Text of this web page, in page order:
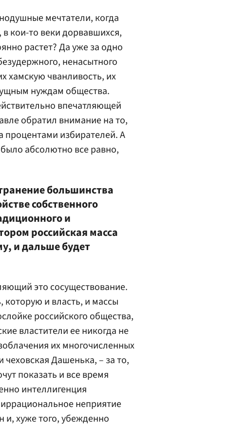
мечтатели, когда
кои-то веки дорвавшихся,
растет? Да уже за одно
ненасытного
хамскую чванливость, их
нуждам общества.
впечатляющей
обратил внимание на то,
процентами избирателей. А
абсолютно все равно,
большинства
собственного
и
российская масса
и дальше будет
это сосуществование.
которую и власть, и массы
российского общества,
властители ее никогда не
их многочисленных
чеховская Дашенька, – за то,
показать и все время
интеллигенция
неприятие
хуже того, убежденно